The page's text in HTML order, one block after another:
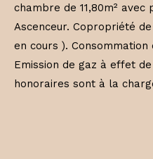
chambre de 11,80m²
Ascenceur. Copropriété
en cours ).
Emission de gaz à effet
honoraires sont à la